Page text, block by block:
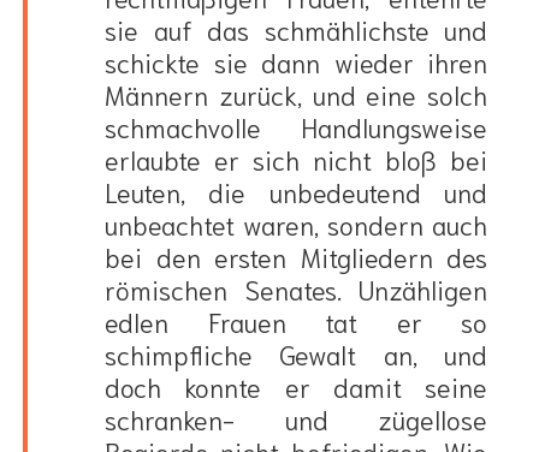
sie auf das schmählichste und
schickte sie dann wieder ihren
Männern zurück, und eine solch
schmachvolle Handlungsweise
erlaubte er sich nicht bloß bei
Leuten, die unbedeutend und
unbeachtet waren, sondern auch
bei den ersten Mitgliedern des
römischen Senates. Unzähligen
edlen Frauen tat er so
schimpfliche Gewalt an, und
doch konnte er damit seine
schranken- und zügellose